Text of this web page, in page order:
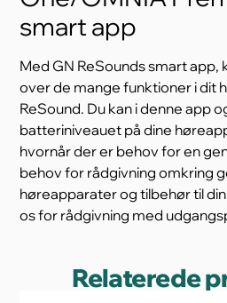
smart app
Med GN ReSounds smart app,
over de mange funktioner i dit
ReSound. Du kan i denne app
batteriniveauet på dine
hvornår der er behov for en
behov for rådgivning omkring
høreapparater og tilbehør til
os for rådgivning med
Relaterede